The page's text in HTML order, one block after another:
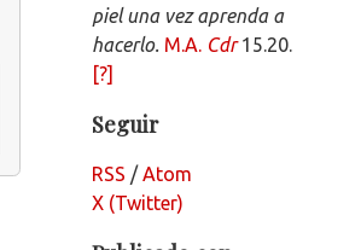
piel una vez aprenda a
hacerlo. M.A. Cdr15.20.
[?]
Seguir
RSS /Atom
X (Twitter)